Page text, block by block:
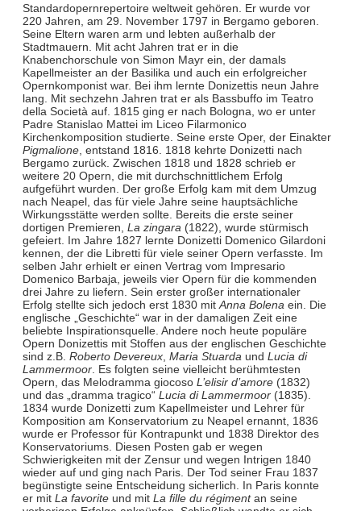
Standardopernrepertoire weltweit gehören. Er wurde vor
220 Jahren, am 29. November 1797 in Bergamo geboren.
Seine Eltern waren arm und lebten außerhalb der
Stadtmauern. Mit acht Jahren trat er in die
Knabenchorschule von Simon Mayr ein, der damals
Kapellmeister an der Basilika und auch ein erfolgreicher
Opernkomponist war. Bei ihm lernte Donizettis neun Jahre
lang. Mit sechzehn Jahren trat er als Bassbuffo im Teatro
della Società auf. 1815 ging er nach Bologna, wo er unter
Padre Stanislao Mattei im Liceo Filarmonico
Kirchenkomposition studierte. Seine erste Oper, der Einakter
Pigmalione, entstand 1816. 1818 kehrte Donizetti nach
Bergamo zurück. Zwischen 1818 und 1828 schrieb er
weitere 20 Opern, die mit durchschnittlichem Erfolg
aufgeführt wurden. Der große Erfolg kam mit dem Umzug
nach Neapel, das für viele Jahre seine hauptsächliche
Wirkungsstätte werden sollte. Bereits die erste seiner
dortigen Premieren, La zingara (1822), wurde stürmisch
gefeiert. Im Jahre 1827 lernte Donizetti Domenico Gilardoni
kennen, der die Libretti für viele seiner Opern verfasste. Im
selben Jahr erhielt er einen Vertrag vom Impresario
Domenico Barbaja, jeweils vier Opern für die kommenden
drei Jahre zu liefern. Sein erster großer internationaler
Erfolg stellte sich jedoch erst 1830 mit Anna Bolena ein. Die
englische „Geschichte“ war in der damaligen Zeit eine
beliebte Inspirationsquelle. Andere noch heute populäre
Opern Donizettis mit Stoffen aus der englischen Geschichte
sind z.B. Roberto Devereux, Maria Stuarda und Lucia di
Lammermoor. Es folgten seine vielleicht berühmtesten
Opern, das Melodramma giocoso L’elisir d’amore(1832)
und das „dramma tragico“ Lucia di Lammermoor(1835).
1834 wurde Donizetti zum Kapellmeister und Lehrer für
Komposition am Konservatorium zu Neapel ernannt, 1836
wurde er Professor für Kontrapunkt und 1838 Direktor des
Konservatoriums. Diesen Posten gab er wegen
Schwierigkeiten mit der Zensur und wegen Intrigen 1840
wieder auf und ging nach Paris. Der Tod seiner Frau 1837
begünstigte seine Entscheidung sicherlich. In Paris konnte
er mit La favoriteund mit La fille du régimentan seine